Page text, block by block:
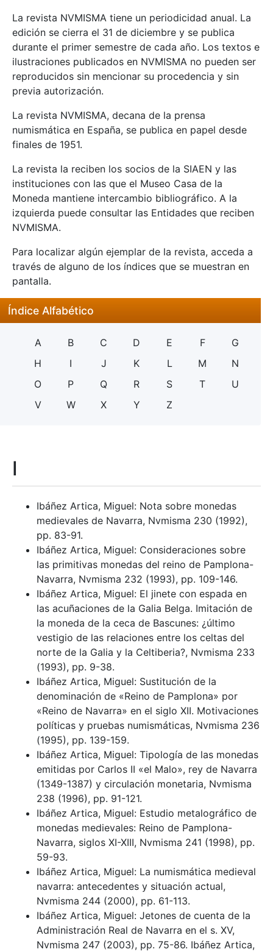
La revista NVMISMA tiene un periodicidad anual. La
edición se cierra el 31 de diciembre y se publica
durante el primer semestre de cada año. Los textos e
ilustraciones publicados en NVMISMA no pueden ser
reproducidos sin mencionar su procedencia y sin
previa autorización.
La revista NVMISMA, decana de la prensa
numismática en España, se publica en papel desde
finales de 1951.
La revista la reciben los socios de la SIAEN y las
instituciones con las que el Museo Casa de la
Moneda mantiene intercambio bibliográfico. A la
izquierda puede consultar las Entidades que reciben
NVMISMA.
Para localizar algún ejemplar de la revista, acceda a
través de alguno de los índices que se muestran en
pantalla.
Índice Alfabético
A B C D E F
G
H
I J K L M
N
O
P Q R S T
U
V
W X Y Z
I
Ibáñez Artica, Miguel: Nota sobre monedas
medievales de Navarra, Nvmisma 230 (1992),
pp. 83-91.
Ibáñez Artica, Miguel: Consideraciones sobre
las primitivas monedas del reino de Pamplona-
Navarra, Nvmisma 232 (1993), pp. 109-146.
Ibáñez Artica, Miguel: El jinete con espada en
las acuñaciones de la Galia Belga. Imitación de
la moneda de la ceca de Bascunes: ¿último
vestigio de las relaciones entre los celtas del
norte de la Galia y la Celtiberia?, Nvmisma 233
(1993), pp. 9-38.
Ibáñez Artica, Miguel: Sustitución de la
denominación de «Reino de Pamplona» por
«Reino de Navarra» en el siglo XII. Motivaciones
políticas y pruebas numismáticas, Nvmisma 236
(1995), pp. 139-159.
Ibáñez Artica, Miguel: Tipología de las monedas
emitidas por Carlos II «el Malo», rey de Navarra
(1349-1387) y circulación monetaria, Nvmisma
238 (1996), pp. 91-121.
Ibáñez Artica, Miguel: Estudio metalográfico de
monedas medievales: Reino de Pamplona-
Navarra, siglos XI-XIII, Nvmisma 241 (1998), pp.
59-93.
Ibáñez Artica, Miguel: La numismática medieval
navarra: antecedentes y situación actual,
Nvmisma 244 (2000), pp. 61-113.
Ibáñez Artica, Miguel: Jetones de cuenta de la
Administración Real de Navarra en el s. XV,
Nvmisma 247 (2003), pp. 75-86. Ibáñez Artica,